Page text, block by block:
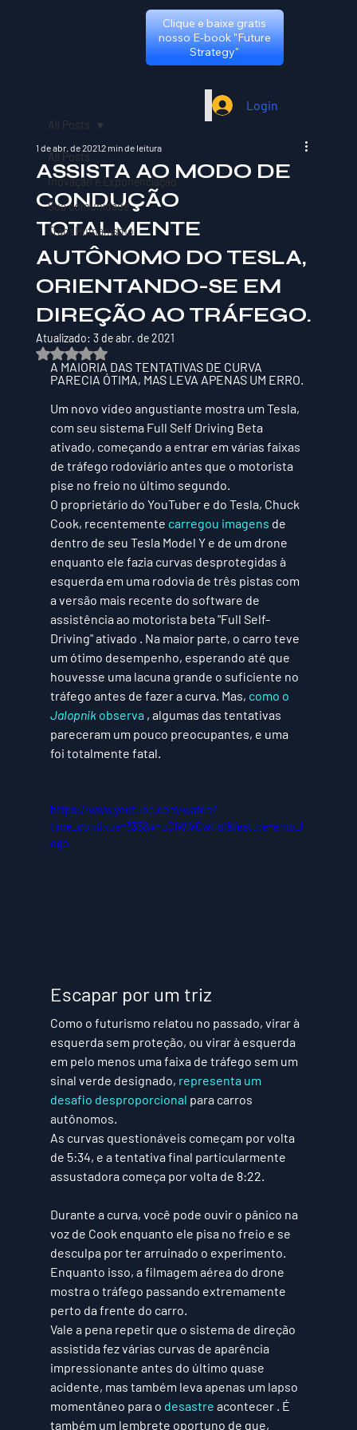
Clique e baixe gratis
nosso E-book "Future
Strategy"
Login
All Posts
Inovação e Exponenciação
Sua comunidade
TransHumanismo
All Posts
ASSISTA AO MODO DE
CONDUÇÃO
TOTALMENTE
AUTÔNOMO DO TESLA,
ORIENTANDO-SE EM
DIREÇÃO AO TRÁFEGO.
1 de abr. de 20212 min de leitura
Atualizado: 3 de abr. de 2021
Avaliado com NaN de 5 estrelas.
A MAIORIA DAS TENTATIVAS DE CURVA
PARECIA ÓTIMA, MAS LEVA APENAS UM ERRO.
Um novo vídeo angustiante mostra um Tesla,
com seu sistema Full Self Driving Beta
ativado, começando a entrar em várias faixas
de tráfego rodoviário antes que o motorista
pise no freio no último segundo.
O proprietário do YouTuber e do Tesla, Chuck
Cook, recentemente carregou imagens de
dentro de seu Tesla Model Y e de um drone
enquanto ele fazia curvas desprotegidas à
esquerda em uma rodovia de três pistas com
a versão mais recente do software de
assistência ao motorista beta "Full Self-
Driving" ativado . Na maior parte, o carro teve
um ótimo desempenho, esperando até que
houvesse uma lacuna grande o suficiente no
tráfego antes de fazer a curva. Mas, como o
Jalopnik observa , algumas das tentativas
pareceram um pouco preocupantes, e uma
foi totalmente fatal.
https://www.youtube.com/watch?
time_continue=335&v=uClWlVCwHsI&feature=emb_l
ogo
Escapar por um triz
Como o futurismo relatou no passado, virar à
esquerda sem proteção, ou virar à esquerda
em pelo menos uma faixa de tráfego sem um
sinal verde designado, representa um
desafio desproporcional para carros
autônomos.
As curvas questionáveis ​​começam por volta
de 5:34, e a tentativa final particularmente
assustadora começa por volta de 8:22.
Durante a curva, você pode ouvir o pânico na
voz de Cook enquanto ele pisa no freio e se
desculpa por ter arruinado o experimento.
Enquanto isso, a filmagem aérea do drone
mostra o tráfego passando extremamente
perto da frente do carro.
Vale a pena repetir que o sistema de direção
assistida fez várias curvas de aparência
impressionante antes do último quase
acidente, mas também leva apenas um lapso
momentâneo para o desastre acontecer . É
também um lembrete oportuno de que,